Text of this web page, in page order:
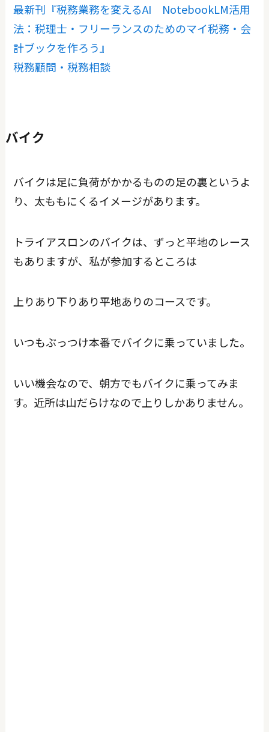
最新刊『税務業務を変えるAI NotebookLM活用
法：税理士・フリーランスのためのマイ税務・会
計ブックを作ろう』
税務顧問・税務相談
バイク
バイクは足に負荷がかかるものの足の裏というよ
り、太ももにくるイメージがあります。
トライアスロンのバイクは、ずっと平地のレース
もありますが、私が参加するところは
上りあり下りあり平地ありのコースです。
いつもぶっつけ本番でバイクに乗っていました。
いい機会なので、朝方でもバイクに乗ってみま
す。近所は山だらけなので上りしかありません。